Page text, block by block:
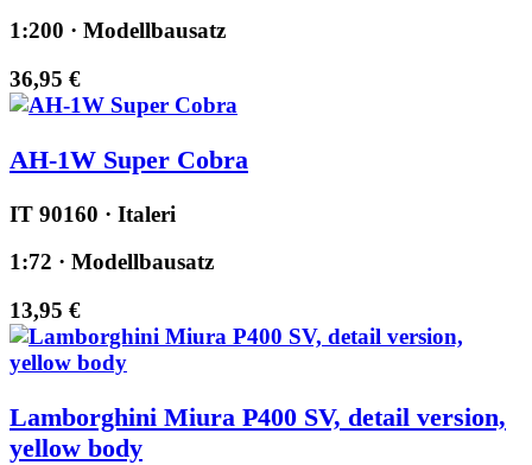
1:200 · Modellbausatz
36,95 €
AH-1W Super Cobra
IT 90160 · Italeri
1:72 · Modellbausatz
13,95 €
Lamborghini Miura P400 SV, detail version,
yellow body